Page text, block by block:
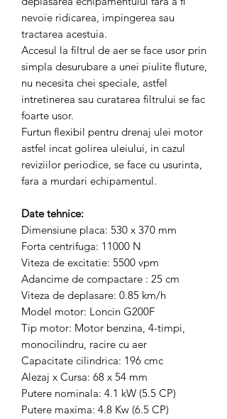
nevoie ridicarea, impingerea sau
tractarea acestuia.
Accesul la filtrul de aer se face usor prin
simpla desurubare a unei piulite fluture,
nu necesita chei speciale, astfel
intretinerea sau curatarea filtrului se fac
foarte usor.
Furtun flexibil pentru drenaj ulei motor
astfel incat golirea uleiului, in cazul
reviziilor periodice, se face cu usurinta,
fara a murdari echipamentul.
Date tehnice:
Dimensiune placa: 530 x 370 mm
Forta centrifuga: 11000 N
Viteza de excitatie: 5500 vpm
Adancime de compactare : 25 cm
Viteza de deplasare: 0.85 km/h
Model motor: Loncin G200F
Tip motor: Motor benzina, 4-timpi,
monocilindru, racire cu aer
Capacitate cilindrica: 196 cmc
Alezaj x Cursa: 68 x 54 mm
Putere nominala: 4.1 kW (5.5 CP)
Putere maxima: 4.8 Kw (6.5 CP)